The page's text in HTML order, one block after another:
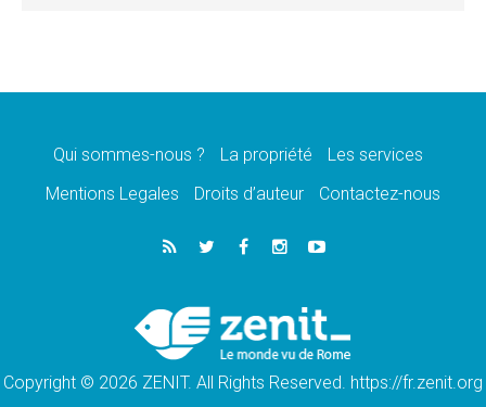
en Argentine et au Pérou
Audience générale: la prière est un acte
04.08.2026
Léon XIV invite les Chevaliers de Colomb à
Au Nigéria, attaques d'église, meurtre et
enlèvements de religieux suscitent l'émotion
Qui sommes-nous ? La propriété
Les services
Mentions Legales
Droits d’auteur Contactez-nous
Copyright © 2026 ZENIT. All Rights Reserved. https://fr.zenit.org